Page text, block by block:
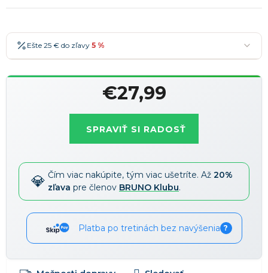
Ešte 25 € do zľavy 5 %
€27,99
SPRAVIŤ SI RADOSŤ
Čím viac nakúpite, tým viac ušetríte. Až 20%
zľava pre členov BRUNO Klubu.
Platba po tretinách bez navýšenia ?